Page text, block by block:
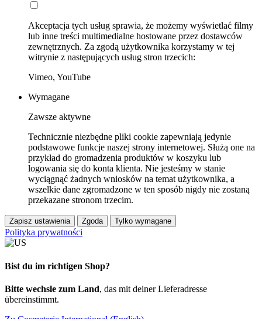
Akceptacja tych usług sprawia, że możemy wyświetlać filmy
lub inne treści multimedialne hostowane przez dostawców
zewnętrznych. Za zgodą użytkownika korzystamy w tej
witrynie z następujących usług stron trzecich:
Vimeo, YouTube
Wymagane
Zawsze aktywne
Technicznie niezbędne pliki cookie zapewniają jedynie
podstawowe funkcje naszej strony internetowej. Służą one na
przykład do gromadzenia produktów w koszyku lub
logowania się do konta klienta. Nie jesteśmy w stanie
wyciągnąć żadnych wniosków na temat użytkownika, a
wszelkie dane zgromadzone w ten sposób nigdy nie zostaną
przekazane stronom trzecim.
Zapisz ustawienia Zgoda Tylko wymagane
Polityka prywatności
Bist du im richtigen Shop?
Bitte wechsle zum Land, das mit deiner Lieferadresse
übereinstimmt.